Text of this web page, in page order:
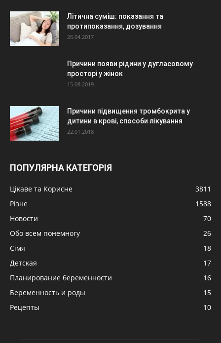
Літична суміш: показання та
протипоказання, дозування
26.04.2017
Причини появи рідини у дугласовому
просторі у жінок
15.08.2019
Причини підвищення тромбокрита у
дитини в крові, способи лікування
22.01.2018
ПОПУЛЯРНА КАТЕГОРІЯ
Цікаве та Корисне
3811
Різне
1588
Новости
70
Обо всем понемногу
26
Сімя
18
Детская
17
Планирование беременности
16
Беременность и роды
15
Рецепты
10